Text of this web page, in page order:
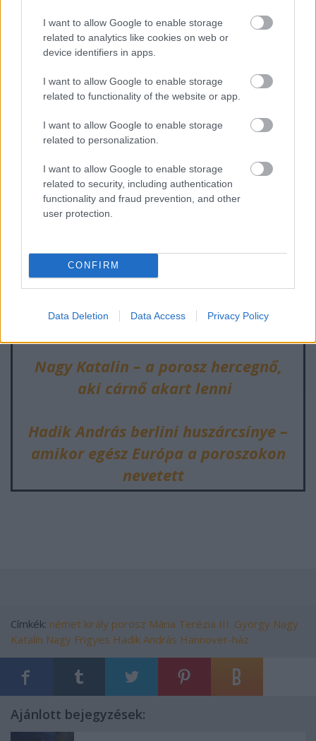
I want to allow Google to enable storage
related to analytics like cookies on web or
device identifiers in apps.
I want to allow Google to enable storage
related to functionality of the website or app.
I want to allow Google to enable storage
related to personalization.
I want to allow Google to enable storage
related to security, including authentication
functionality and fraud prevention, and other
user protection.
CONFIRM
Data Deletion Data Access Privacy Policy
írta róla:„Milyen szörnyű ember volt. De igazságos volt,
intelligens, és jártas az ügyek intézésében…”
Kapcsolódó posztok
Jobb visszaszerzése
elültette a marhasültet
Nagy Katalin – a porosz hercegnő,
aki cárnő akart lenni
Hadik András berlini huszárcsínye –
amikor egész Európa a poroszokon
nevetett
Címkék: német király porosz Mária Terézia III. György Nagy
Katalin Nagy Frigyes Hadik András Hannover-ház
Ajánlott bejegyzések: